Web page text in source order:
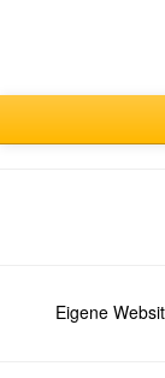
Eigene